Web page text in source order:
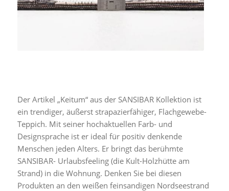
Der Artikel „Keitum“ aus der SANSIBAR Kollektion ist
ein trendiger, äußerst strapazierfähiger, Flachgewebe-
Teppich. Mit seiner hochaktuellen Farb- und
Designsprache ist er ideal für positiv denkende
Menschen jeden Alters. Er bringt das berühmte
SANSIBAR- Urlaubsfeeling (die Kult-Holzhütte am
Strand) in die Wohnung. Denken Sie bei diesen
Produkten an den weißen feinsandigen Nordseestrand